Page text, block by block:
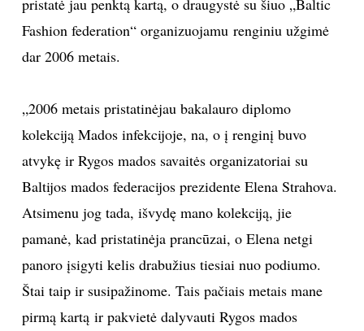
FOTOGRAFIJA
ĮDOMYBĖS
ISTORIJA
KNYGOS
INTERJERAS
pristatė jau penktą kartą, o draugystė su šiuo „Baltic
Fashion federation“ organizuojamu renginiu užgimė
dar 2006 metais.
„2006 metais pristatinėjau bakalauro diplomo
kolekciją Mados infekcijoje, na, o į renginį buvo
atvykę ir Rygos mados savaitės organizatoriai su
Baltijos mados federacijos prezidente Elena Strahova.
Atsimenu jog tada, išvydę mano kolekciją, jie
pamanė, kad pristatinėja prancūzai, o Elena netgi
panoro įsigyti kelis drabužius tiesiai nuo podiumo.
Štai taip ir susipažinome. Tais pačiais metais mane
pirmą kartą ir pakvietė dalyvauti Rygos mados